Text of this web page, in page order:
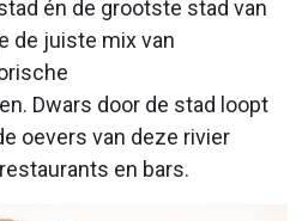
én de grootste stad van
de juiste mix van
Dwars door de stad loopt
oevers van deze rivier
en bars.